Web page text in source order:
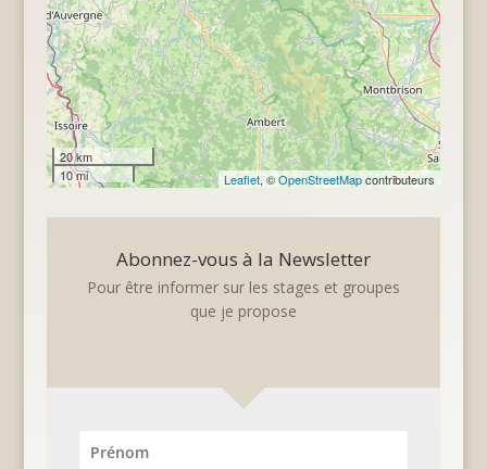
20 km
10 mi
Leaflet, ©OpenStreetMapcontributeurs
Abonnez-vous à la Newsletter
Pour être informer sur les stages et groupes
que je propose